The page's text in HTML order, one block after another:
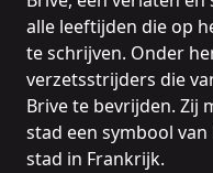
alle leeftijden die op
te schrijven. Onder
verzetsstrijders die
Brive te bevrijden. Zij
stad een symbool
stad in Frankrijk.